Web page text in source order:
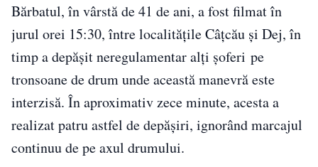
Bărbatul, în vârstă de 41 de ani, a fost filmat în
jurul orei 15:30, între localitățile Câțcău și Dej, în
timp a depășit neregulamentar alți șoferi pe
tronsoane de drum unde această manevră este
interzisă. În aproximativ zece minute, acesta a
realizat patru astfel de depășiri, ignorând marcajul
continuu de pe axul drumului.